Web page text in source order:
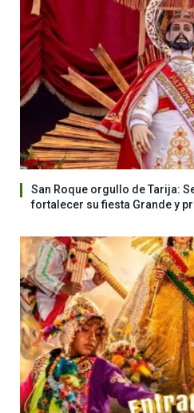
San Roque orgullo de Tarija:
fortalecer su fiesta Grande y